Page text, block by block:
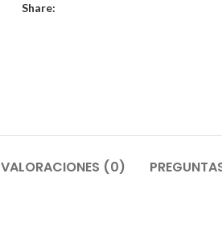
Share:
VALORACIONES (0)